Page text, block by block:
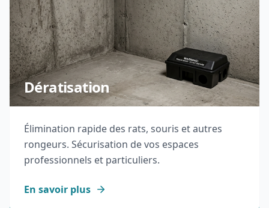
Dératisation
Élimination rapide des rats, souris et autres
rongeurs. Sécurisation de vos espaces
professionnels et particuliers.
En savoir plus